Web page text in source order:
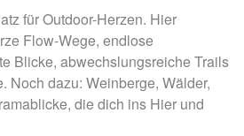
für Outdoor-Herzen. Hier
Flow-Wege, endlose
Blicke, abwechslungsreiche Trails
Noch dazu: Weinberge, Wälder,
die dich ins Hier und